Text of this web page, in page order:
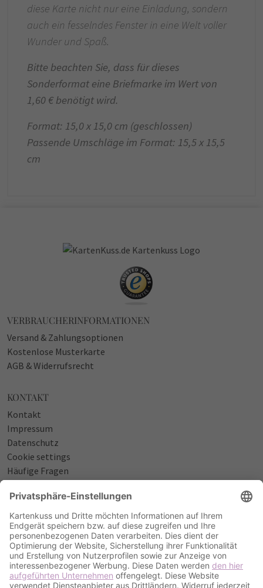
diese Karte nicht nur eine Einladung, sondern
auch ein fesselndes Fenster in eine Welt voller
Wunder und Spaß.
Bitte beachten Sie, dass für dieses
Sonderformat eine Briefmarke im Wert von
1,60 € benötigt wird.
Format: 15,0 x 15,0 cm (geschlossen)
Passende Umschläge im Format: 15,5 x 15,5
cm
VERBRAUCHERINFORMATIONEN
Versand & Zahlungsoptionen
Kostenlose Musterkarte
AGB & Widerrufsrecht
KONTAKT
Kontakt
Impressum
Datenschutz
Cookie settings
Häufige Fragen
NÜTZLICHES
Sprüche zur Geburt
Einladungstexte zum Geburtstag
Einladungstexte zur Silberhochzeit
Qualität & Umschläge